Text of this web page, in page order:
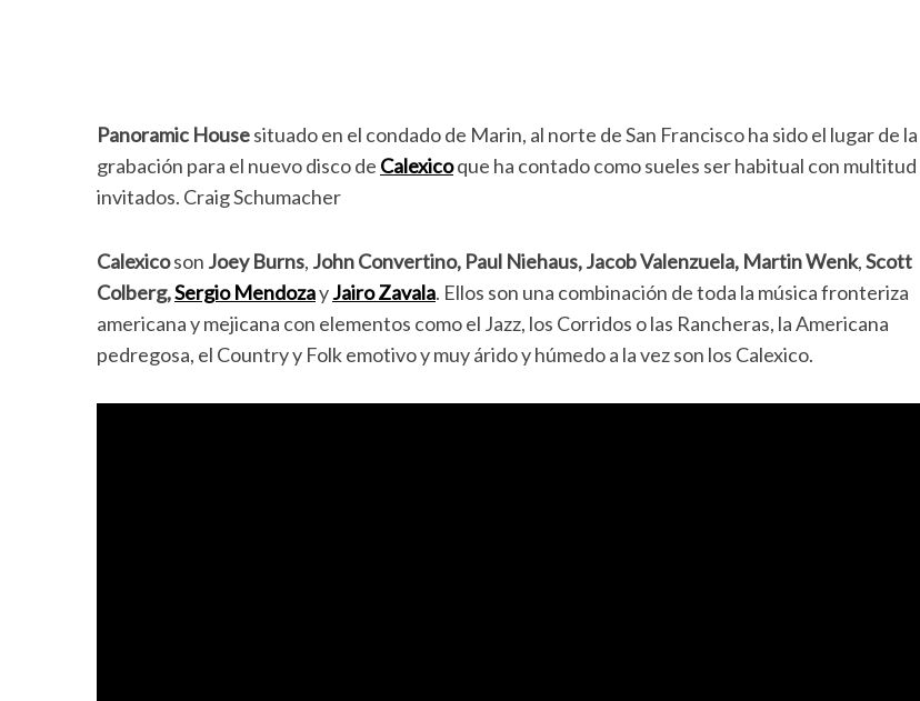
Panoramic Housesituado en el condado de Marin, al norte de San Francisco ha sido el lugar de la
grabación para el nuevo disco de Calexicoque ha contado como sueles ser habitual con multitud
invitados. Craig Schumacher
Calexicoson Joey Burns, John Convertino, Paul Niehaus, Jacob Valenzuela, Martin Wenk,Scott
Colberg,Sergio MendozayJairo Zavala. Ellos son una combinación de toda la música fronteriza
americana y mejicana con elementos como el Jazz, los Corridos o las Rancheras, la Americana
pedregosa, el Country y Folk emotivo y muy árido y húmedo a la vez son los Calexico.